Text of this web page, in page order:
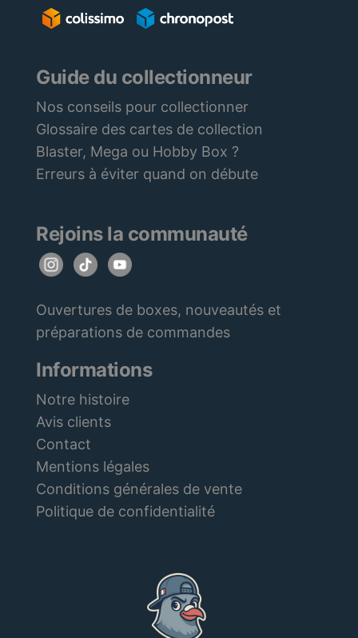
Guide du collectionneur
Nos conseils pour collectionner
Glossaire des cartes de collection
Blaster, Mega ou Hobby Box ?
Erreurs à éviter quand on débute
Rejoins la communauté
Ouvertures de boxes, nouveautés et
préparations de commandes
Informations
Notre histoire
Avis clients
Contact
Mentions légales
Conditions générales de vente
Politique de confidentialité